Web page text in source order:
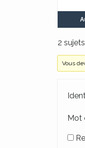
2
Vous
Mot